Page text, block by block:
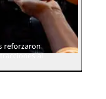
reforzaron
al